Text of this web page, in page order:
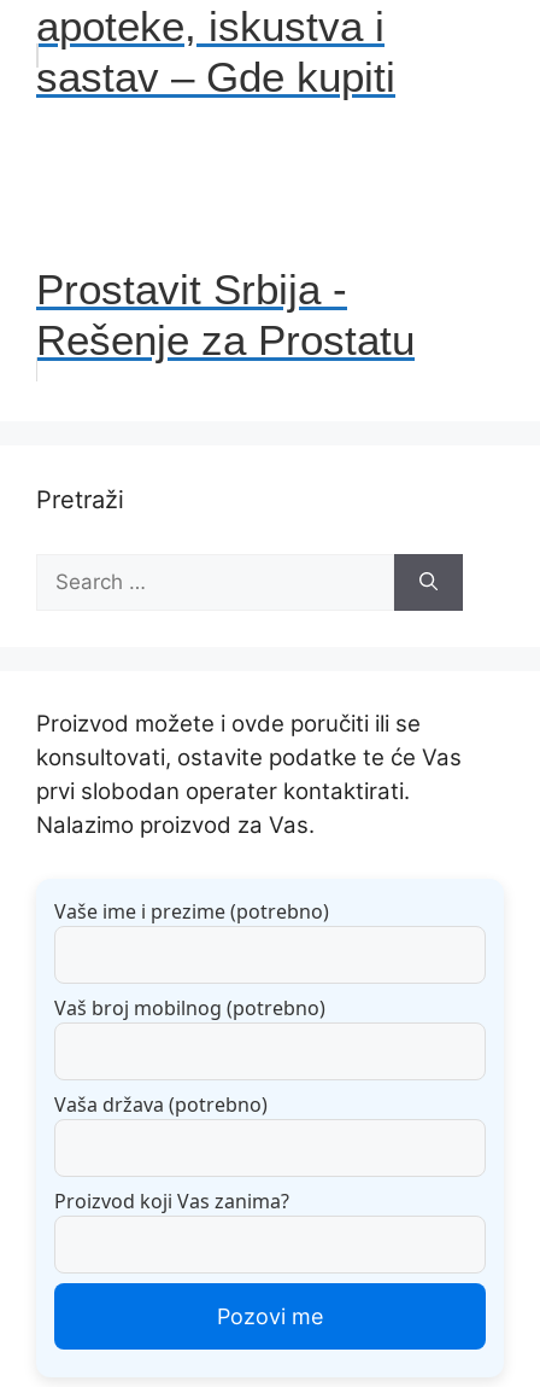
apoteke, iskustva i
sastav – Gde kupiti
Prostavit Srbija -
Rešenje za Prostatu
Pretraži
for:
Proizvod možete i ovde poručiti ili se
konsultovati, ostavite podatke te će Vas
prvi slobodan operater kontaktirati.
Nalazimo proizvod za Vas.
Vaše ime i prezime (potrebno)
Vaš broj mobilnog (potrebno)
Vaša država (potrebno)
Proizvod koji Vas zanima?